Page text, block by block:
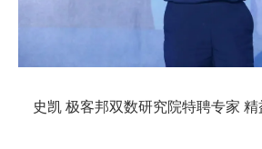
史凯 极客邦双数研究院特聘专家